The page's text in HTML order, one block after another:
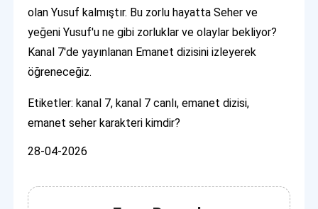
olan Yusuf kalmıştır. Bu zorlu hayatta Seher ve
yeğeni Yusuf'u ne gibi zorluklar ve olaylar bekliyor?
Kanal 7'de yayınlanan Emanet dizisini izleyerek
öğreneceğiz.
Etiketler: kanal 7, kanal 7 canlı, emanet dizisi,
emanet seher karakteri kimdir?
28-04-2026